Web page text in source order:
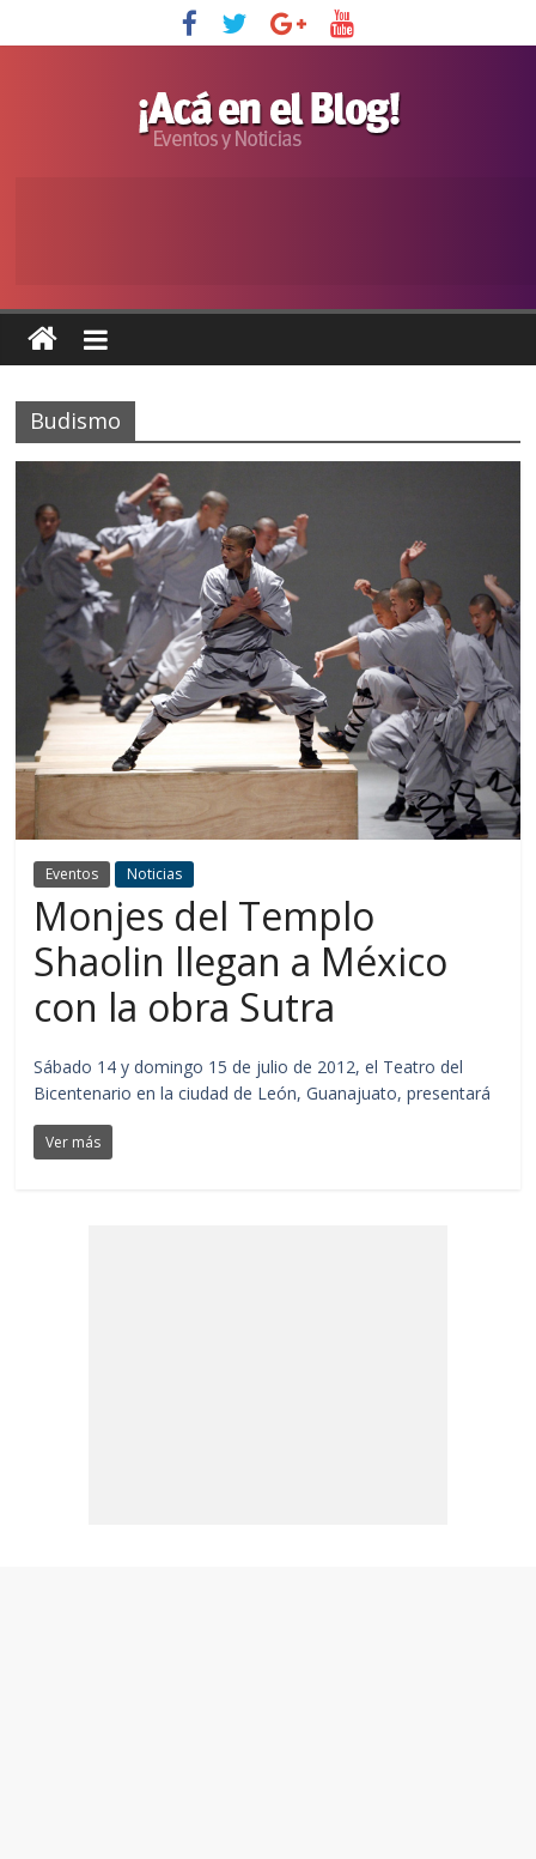
Budismo
Eventos Noticias
Monjes del Templo
Shaolin llegan a México
con la obra Sutra
Sábado 14 y domingo 15 de julio de 2012, el Teatro del
Bicentenario en la ciudad de León, Guanajuato, presentará
Ver más